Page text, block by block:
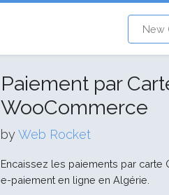
New
Paiement par
WooCommerce
byWeb Rocket
Encaissez les paiements par carte
e-paiement en ligne en Algérie.